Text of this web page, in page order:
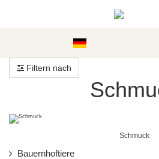
Filtern nach
Schmuck
Bauernhoftiere